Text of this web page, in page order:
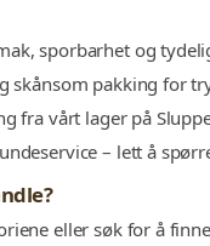
sporbarhet og
skånsom pakking for
fra vårt lager på
– lett å
eller søk for å